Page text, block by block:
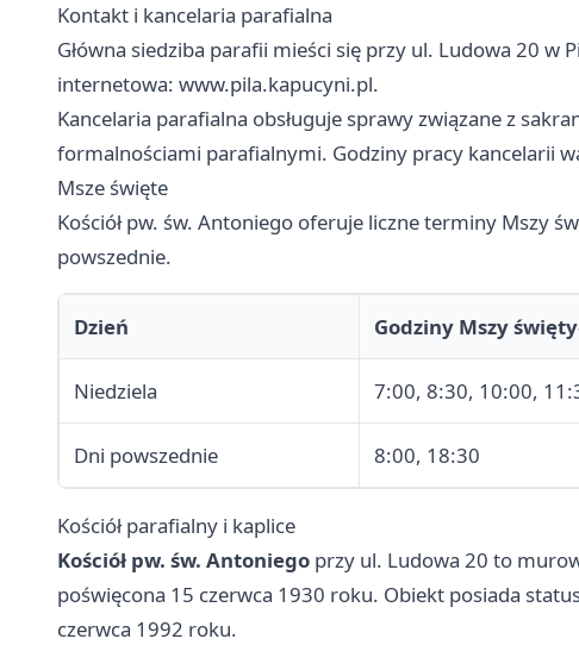
Kontakt i kancelaria parafialna
Główna siedziba parafii mieści się przy ul. Ludowa 20
internetowa: www.pila.kapucyni.pl.
Kancelaria parafialna obsługuje sprawy związane z
formalnościami parafialnymi. Godziny pracy kancelarii
Msze święte
Kościół pw. św. Antoniego oferuje liczne terminy Mszy
powszednie.
Dzień Godziny Mszy
Niedziela 7:00, 8:30, 10:00,
Dni powszednie 8:00, 18:30
Kościół parafialny i kaplice
Kościół pw. św. Antoniego przy ul. Ludowa 20 to
poświęcona 15 czerwca 1930 roku. Obiekt posiada
czerwca 1992 roku.